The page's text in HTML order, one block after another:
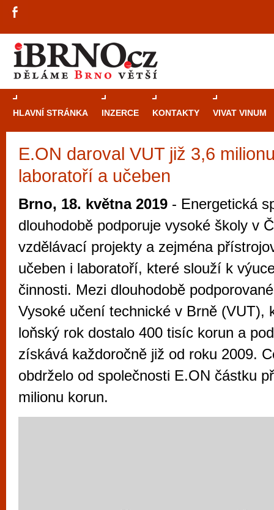
HLAVNÍ STRÁNKA INZERCE KONTAKTY VIVAT VINUM
E.ON daroval VUT již 3,6
laboratoří a učeben
Brno, 18. května 2019 - Energetická
dlouhodobě podporuje vysoké školy v
vzdělávací projekty a zejména
učeben i laboratoří, které slouží k
činnosti. Mezi dlouhodobě
Vysoké učení technické v Brně (VUT),
loňský rok dostalo 400 tisíc korun a
získává každoročně již od roku 2009.
obdrželo od společnosti E.ON částku
milionu korun.
Průvodce
Brno je
zajímavé
restaurace,
Mimo jiné je ale také místem, kde si
vyzkoušet různé kasinové hry. V
metropoli naleznete širokou nabídku her
po moderní automaty jak pro pravidelné
příležitostné hráče. V...